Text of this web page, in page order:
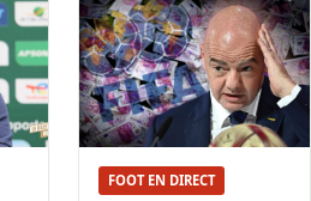
FOOT EN DIRECT